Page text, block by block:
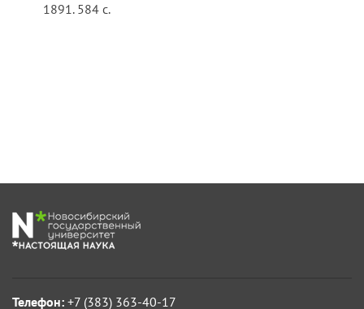
1891. 584 с.
Телефон: +7 (383) 363-40-17